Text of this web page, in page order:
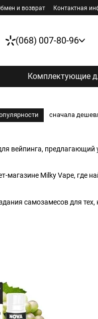
и возврат Контактная
(068) 007-80-96
Комплектующие
сначала
вейпинга,
магазине Milky Vape, где
самозамесов для